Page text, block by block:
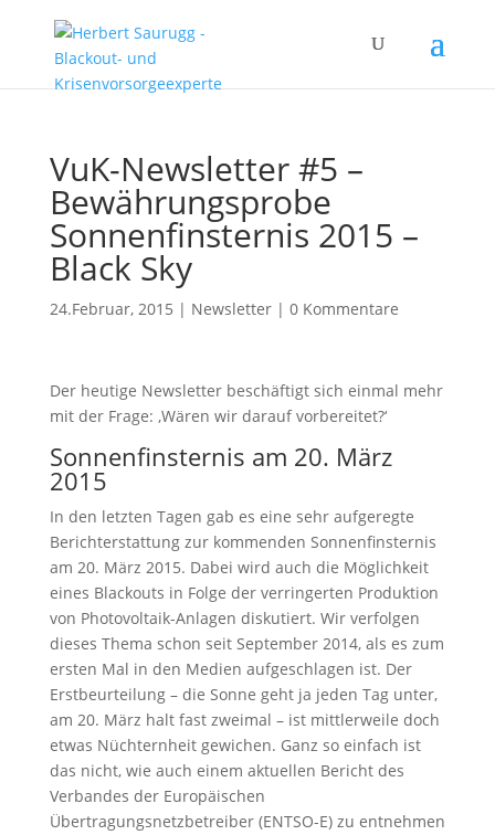
VuK-Newsletter #5 –
Bewährungsprobe
Sonnenfinsternis 2015 –
Black Sky
24.Februar, 2015 | Newsletter| 0 Kommentare
Der heutige Newsletter beschäftigt sich einmal mehr
mit der Frage: ‚Wären wir darauf vorbereitet?‘
Sonnenfinsternis am 20. März
2015
In den letzten Tagen gab es eine sehr aufgeregte
Berichterstattung zur kommenden Sonnenfinsternis
am 20. März 2015. Dabei wird auch die Möglichkeit
eines Blackouts in Folge der verringerten Produktion
von Photovoltaik-Anlagen diskutiert. Wir verfolgen
dieses Thema schon seit September 2014, als es zum
ersten Mal in den Medien aufgeschlagen ist. Der
Erstbeurteilung – die Sonne geht ja jeden Tag unter,
am 20. März halt fast zweimal – ist mittlerweile doch
etwas Nüchternheit gewichen. Ganz so einfach ist
das nicht, wie auch einem aktuellen Bericht des
Verbandes der Europäischen
Übertragungsnetzbetreiber (ENTSO-E) zu entnehmen